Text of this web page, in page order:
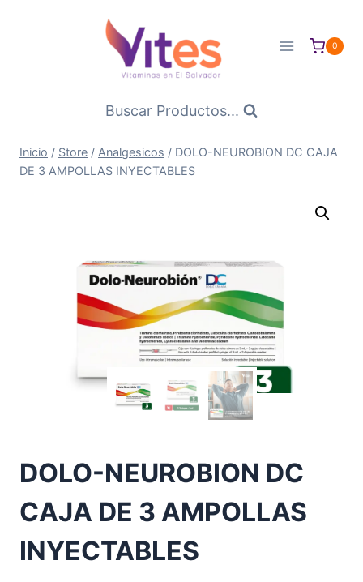
0
Buscar Productos...
Inicio / Store / Analgesicos / DOLO-NEUROBION DC CAJA
DE 3 AMPOLLAS INYECTABLES
DOLO-NEUROBION DC
CAJA DE 3 AMPOLLAS
INYECTABLES